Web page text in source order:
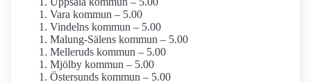
Vara kommun – 5.00
Vindelns kommun – 5.00
Malung-Sälens kommun – 5.00
Melleruds kommun – 5.00
Mjölby kommun – 5.00
Östersunds kommun – 5.00